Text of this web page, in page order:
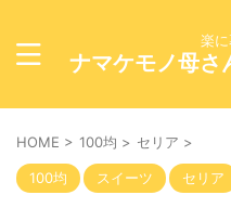
楽
ナマケモノ母さ
HOME > 100均 > セリア >
100均 スイーツ セリア